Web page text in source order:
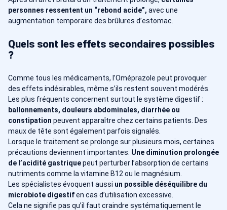
personnes ressentent un “rebond acide”, avec une
augmentation temporaire des brûlures d’estomac.
Quels sont les effets secondaires possibles
?
Comme tous les médicaments, l’Oméprazole peut provoquer
des effets indésirables, même s’ils restent souvent modérés.
Les plus fréquents concernent surtout le système digestif :
ballonnements, douleurs abdominales, diarrhée ou
constipation peuvent apparaître chez certains patients. Des
maux de tête sont également parfois signalés.
Lorsque le traitement se prolonge sur plusieurs mois, certaines
précautions deviennent importantes. Une diminution prolongée
de l’acidité gastriquepeut perturber l’absorption de certains
nutriments comme la vitamine B12 ou le magnésium.
Les spécialistes évoquent aussi un possible déséquilibre du
microbiote digestifen cas d’utilisation excessive.
Cela ne signifie pas qu’il faut craindre systématiquement le